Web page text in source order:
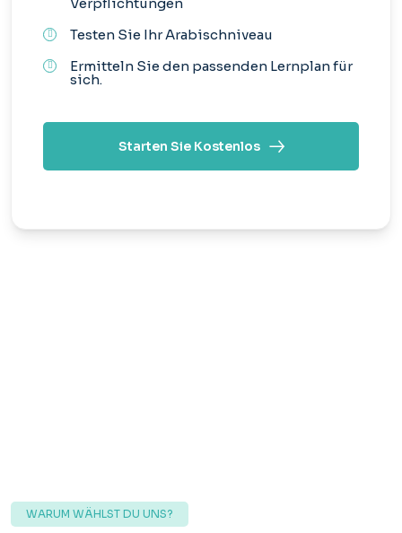
Testen Sie Ihr Arabischniveau
Ermitteln Sie den passenden Lernplan für
sich.
Starten Sie Kostenlos
WARUM WÄHLST DU UNS?